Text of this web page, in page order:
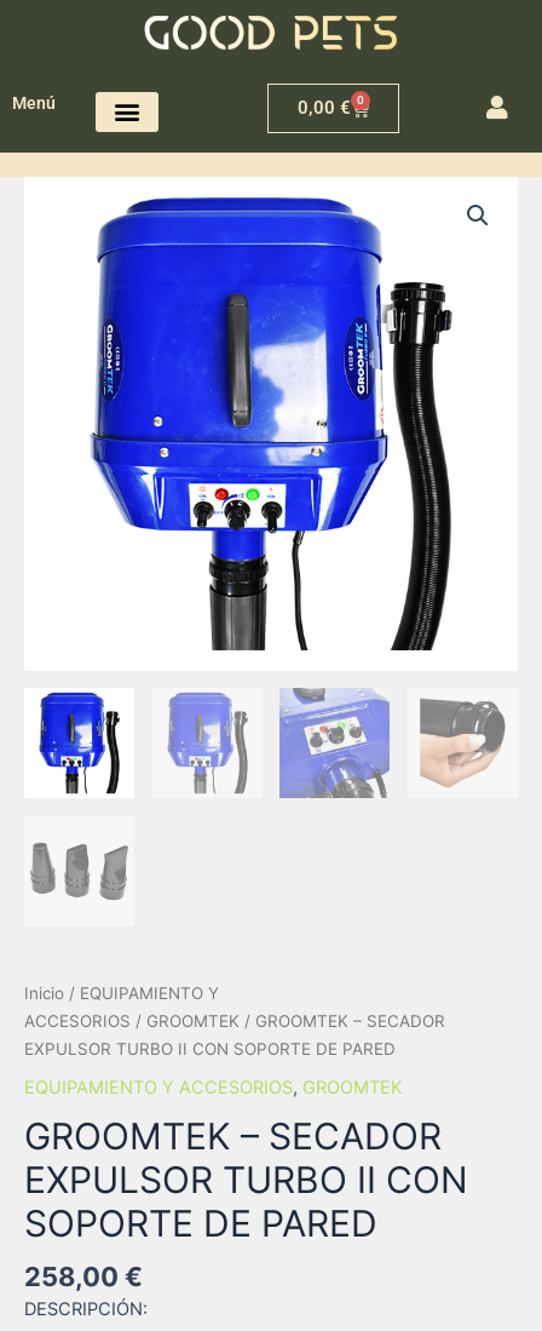
Menú 0,00 € 0
Inicio / EQUIPAMIENTO Y
ACCESORIOS / GROOMTEK / GROOMTEK – SECADOR
EXPULSOR TURBO II CON SOPORTE DE PARED
EQUIPAMIENTO Y ACCESORIOS, GROOMTEK
GROOMTEK – SECADOR
EXPULSOR TURBO II CON
SOPORTE DE PARED
258,00 €
DESCRIPCIÓN: